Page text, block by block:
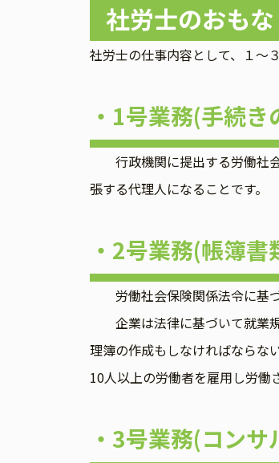
社労士のおも
社労士の仕事内容として、１～
・1号業務(手続き
行政機関に提出する労働社会
張する代理人になることです。
・2号業務(帳簿書
労働社会保険関係法令に基づ
企業は法律に基づいて就業規
理簿の作成もしなければならな
10人以上の労働者を雇用し労働
・3号業務(コンサ